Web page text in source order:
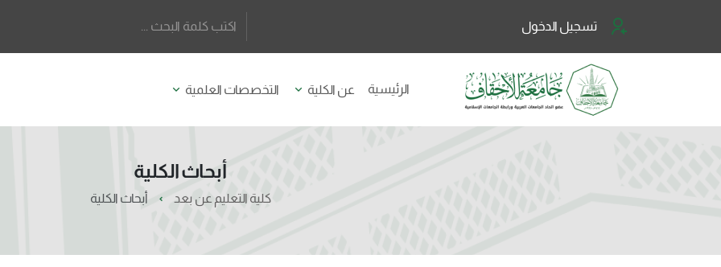
تسجيل الدخول
الرئيسية عن الكلية التخصصات العلمية
أبحاث الكلية
كلية التعليم عن بعد أبحاث الكلية